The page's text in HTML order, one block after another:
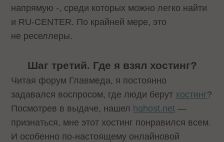
напрямую -, среди которых можно легко найти
и RU-CENTER. По крайней мере, это
не реселлеры.
Шаг третий. Где я взял хостинг?
Читая форум Главмеда, я постоянно
задавался воспросом, где люди берут хостинг?
Посмотрев в выдаче, нашел hqhost.net —
признаться, мне этот хостинг понравился всем.
И особенно по-настоящему онлайновой